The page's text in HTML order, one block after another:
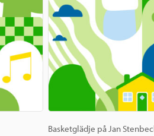
Basketglädje på Jan